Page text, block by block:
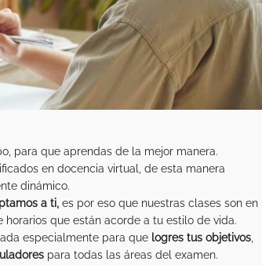
para que aprendas de la mejor manera.
en docencia virtual, de esta manera
dinámico.
a ti, es por eso que nuestras clases son en
que están acorde a tu estilo de vida.
especialmente para que logres tus objetivos
para todas las áreas del examen.